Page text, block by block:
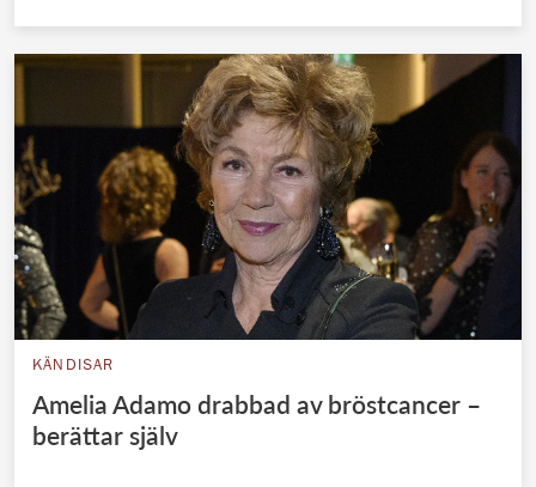
KÄNDISAR
Amelia Adamo drabbad av bröstcancer –
berättar själv